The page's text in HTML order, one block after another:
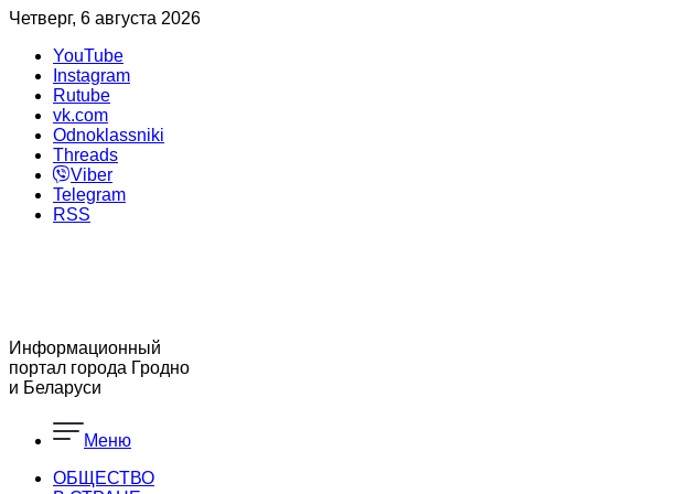
Четверг, 6 августа 2026
YouTube
Instagram
Rutube
vk.com
Odnoklassniki
Threads
Viber
Telegram
RSS
Информационный
портал города Гродно
и Беларуси
Меню
ОБЩЕСТВО